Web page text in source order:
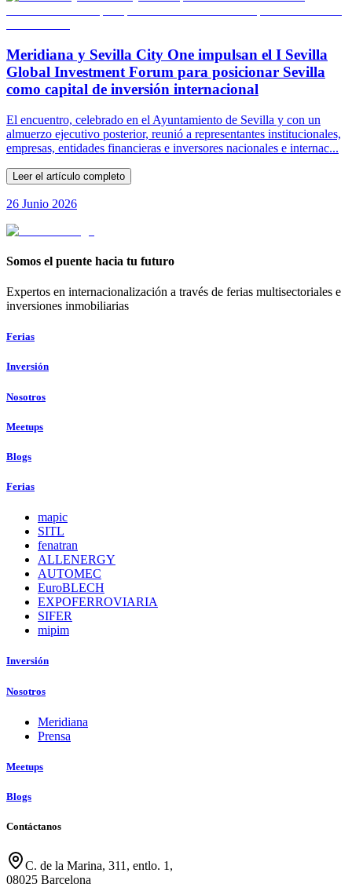
Meridiana y Sevilla City One impulsan el I Sevilla
Global Investment Forum para posicionar Sevilla
como capital de inversión internacional
El encuentro, celebrado en el Ayuntamiento de Sevilla y con un
almuerzo ejecutivo posterior, reunió a representantes institucionales,
empresas, entidades financieras e inversores nacionales e internac...
Leer el artículo completo
26 Junio 2026
Somos el puente hacia tu futuro
Expertos en internacionalización a través de ferias multisectoriales e
inversiones inmobiliarias
Ferias
Inversión
Nosotros
Meetups
Blogs
Ferias
mapic
SITL
fenatran
ALLENERGY
AUTOMEC
EuroBLECH
EXPOFERROVIARIA
SIFER
mipim
Inversión
Nosotros
Meridiana
Prensa
Meetups
Blogs
Contáctanos
C. de la Marina, 311, entlo. 1,
08025 Barcelona